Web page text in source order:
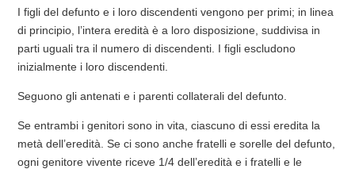
I figli del defunto e i loro discendenti vengono per primi; in linea
di principio, l’intera eredità è a loro disposizione, suddivisa in
parti uguali tra il numero di discendenti. I figli escludono
inizialmente i loro discendenti.
Seguono gli antenati e i parenti collaterali del defunto.
Se entrambi i genitori sono in vita, ciascuno di essi eredita la
metà dell’eredità. Se ci sono anche fratelli e sorelle del defunto,
ogni genitore vivente riceve 1/4 dell’eredità e i fratelli e le